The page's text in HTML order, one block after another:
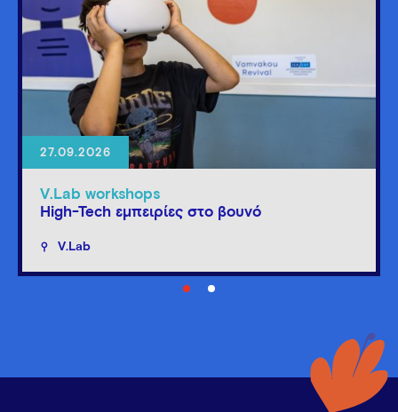
27.09.2026
V.Lab workshops
High-Tech εμπειρίες στο βουνό
V.Lab